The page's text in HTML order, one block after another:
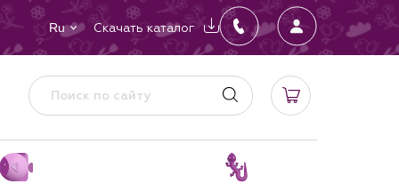
Ru Скачать каталог